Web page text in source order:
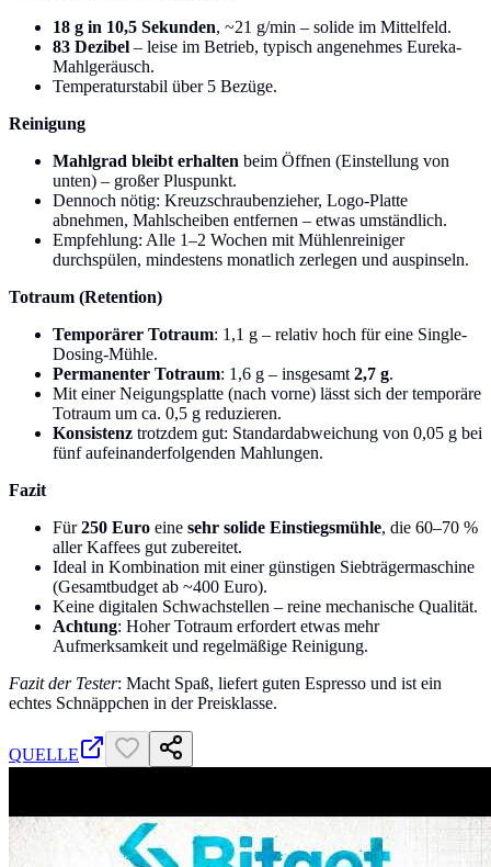
18 g in 10,5 Sekunden, ~21 g/min – solide im Mittelfeld.
83 Dezibel – leise im Betrieb, typisch angenehmes Eureka-
Mahlgeräusch.
Temperaturstabil über 5 Bezüge.
Reinigung
Mahlgrad bleibt erhalten beim Öffnen (Einstellung von
unten) – großer Pluspunkt.
Dennoch nötig: Kreuzschraubenzieher, Logo-Platte
abnehmen, Mahlscheiben entfernen – etwas umständlich.
Empfehlung: Alle 1–2 Wochen mit Mühlenreiniger
durchspülen, mindestens monatlich zerlegen und auspinseln.
Totraum (Retention)
Temporärer Totraum: 1,1 g – relativ hoch für eine Single-
Dosing-Mühle.
Permanenter Totraum: 1,6 g – insgesamt 2,7 g.
Mit einer Neigungsplatte (nach vorne) lässt sich der temporäre
Totraum um ca. 0,5 g reduzieren.
Konsistenz trotzdem gut: Standardabweichung von 0,05 g bei
fünf aufeinanderfolgenden Mahlungen.
Fazit
Für250 Euro eine sehr solide Einstiegsmühle, die 60–70 %
aller Kaffees gut zubereitet.
Ideal in Kombination mit einer günstigen Siebträgermaschine
(Gesamtbudget ab ~400 Euro).
Keine digitalen Schwachstellen – reine mechanische Qualität.
Achtung: Hoher Totraum erfordert etwas mehr
Aufmerksamkeit und regelmäßige Reinigung.
Fazit der Tester: Macht Spaß, liefert guten Espresso und ist ein
echtes Schnäppchen in der Preisklasse.
QUELLE